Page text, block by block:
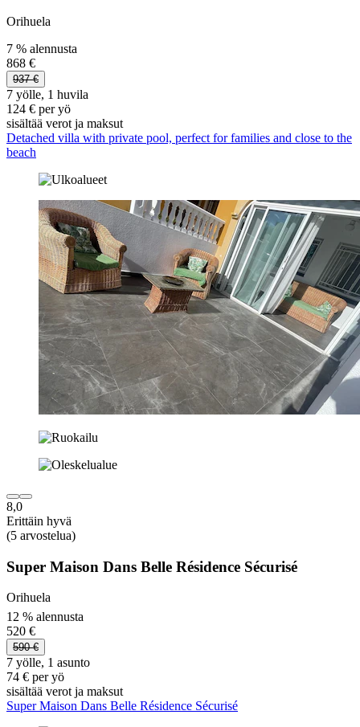
Orihuela
7 % alennusta
868 €
937 €
7 yölle, 1 huvila
124 € per yö
sisältää verot ja maksut
Detached villa with private pool, perfect for families and close to the
beach
8,0
Erittäin hyvä
(5 arvostelua)
Super Maison Dans Belle Résidence Sécurisé
Orihuela
12 % alennusta
520 €
590 €
7 yölle, 1 asunto
74 € per yö
sisältää verot ja maksut
Super Maison Dans Belle Résidence Sécurisé